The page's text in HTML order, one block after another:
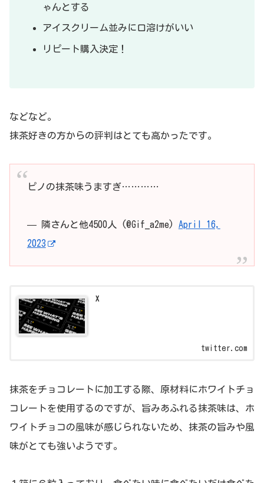
ゃんとする
アイスクリーム並みに口溶けがいい
リピート購入決定！
などなど。
抹茶好きの方からの評判はとても高かったです。
ピノの抹茶味うますぎ…………
— 隣さんと他4500人 (@Gif_a2me) April 16,
2023
X
twitter.com
抹茶をチョコレートに加工する際、原材料にホワイトチョ
コレートを使用するのですが、旨みあふれる抹茶味は、ホ
ワイトチョコの風味が感じられないため、抹茶の旨みや風
味がとても強いようです。